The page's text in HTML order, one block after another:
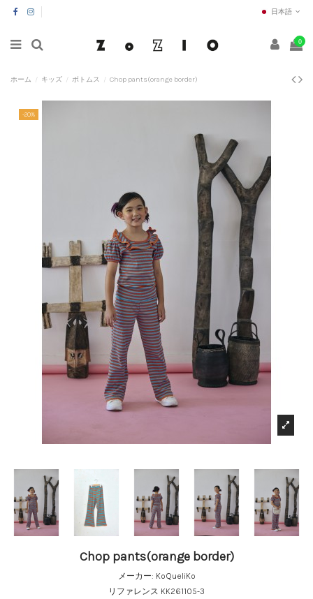
日本語
0
ホーム キッズ ボトムス Chop pants(orange border)
-20%
Chop pants(orange border)
メーカー: KoQueliKo
リファレンス KK261105-3